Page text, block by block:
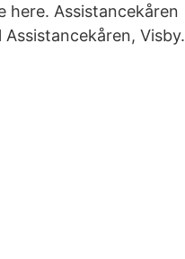
here. Assistancekåren
Visby.